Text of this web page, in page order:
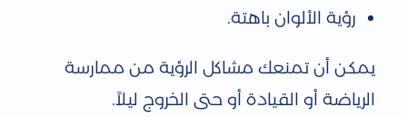
رؤية الألوان باهتة.
يمكن أن تمنعك مشاكل الرؤية من ممارسة
الرياضة أو القيادة أو حتى الخروج ليلاً.